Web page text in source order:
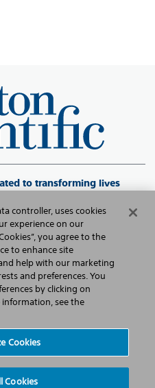
to transforming lives
the world.
its affiliates. All rights reserved.
controller, uses cookies
experience on our
you agree to the
to enhance site
help with our marketing
and preferences. You
by clicking on
information, see the
Cookies
Cookies